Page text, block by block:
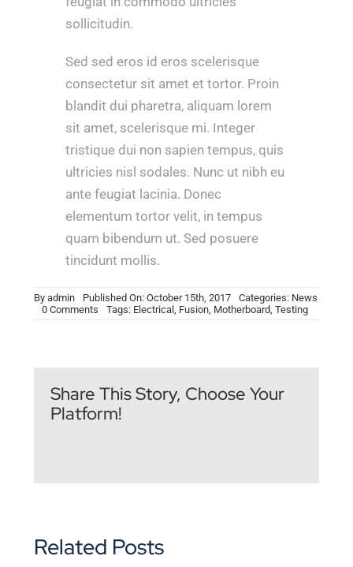
sollicitudin.
Sed sed eros id eros scelerisque
consectetur sit amet et tortor. Proin
blandit dui pharetra, aliquam lorem
sit amet, scelerisque mi. Integer
tristique dui non sapien tempus, quis
ultricies nisl sodales. Nunc ut nibh eu
ante feugiat lacinia. Donec
elementum tortor velit, in tempus
quam bibendum ut. Sed posuere
tincidunt mollis.
By admin Published On: October 15th, 2017 Categories: News
0 CommentsonTags: Electrical , Fusion, Motherboard, Testing
Share This Story, Choose Your
Platform!
Related Posts